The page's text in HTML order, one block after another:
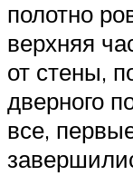
полотно
верхняя
от стены,
дверного
все,